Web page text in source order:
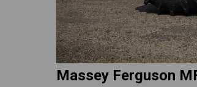
Massey Ferguson